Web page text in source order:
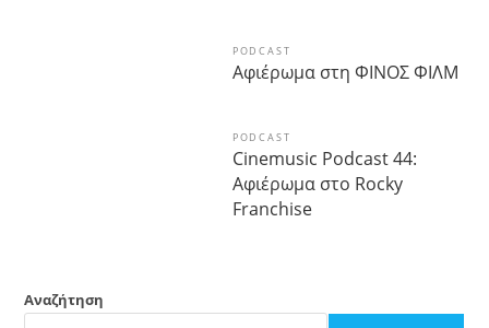
PODCAST
Αφιέρωμα στη ΦΙΝΟΣ ΦΙΛΜ
PODCAST
Cinemusic Podcast 44:
Αφιέρωμα στο Rocky
Franchise
Αναζήτηση